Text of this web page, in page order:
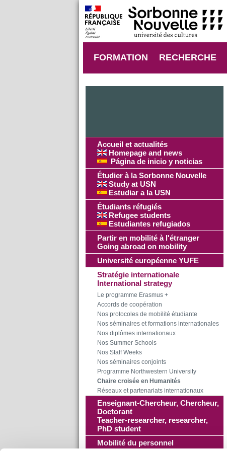
FORMATION RECHERCHE
Accueil et actualités
Homepage and news
Página de inicio y noticias
Étudier à la Sorbonne Nouvelle
Study at USN
Estudiar a la USN
Étudiants réfugiés
Refugee students
Estudiantes refugiados
Partir en mobilité à l'étranger
Going abroad on mobility
Université européenne YUFE
Stratégie internationale
International strategy
Le programme Erasmus +
Accords de coopération
Nos protocoles de mobilité étudiante
Nos séminaires et formations internationales
Nos diplômes internationaux
Nos Summer Schools
Nos Staff Weeks
Nos séminaires conjoints
Programme Northwestern University
Chaire croisée en Humanités
Réseaux et partenariats internationaux
Enseignant-Chercheur, Chercheur,
Doctorant
Teacher-researcher, researcher,
PhD student
Mobilité du personnel